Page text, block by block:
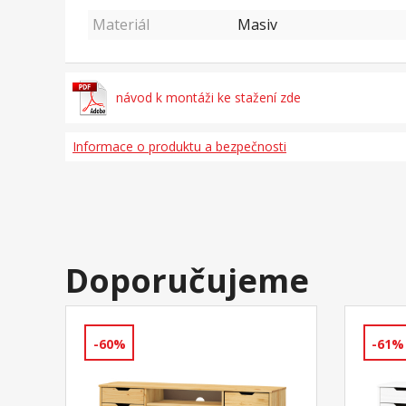
Materiál
Masiv
návod k montáži ke stažení zde
Informace o produktu a bezpečnosti
Doporučujeme
-60% -61%